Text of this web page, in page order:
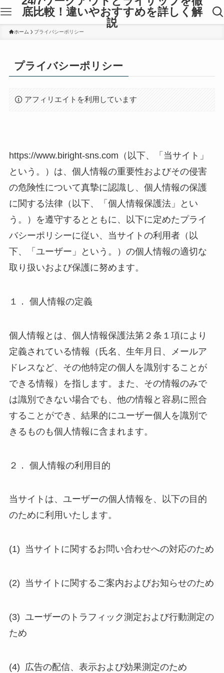
底比較！違いやおすすめを詳しく解
説
ホーム プライバシーポリシー
プライバシーポリシー
アフィリエイトを利用しています
https://www.biright-sns.com（以下、「当サイト」
という。）は、個人情報の重要性およびその侵害
の危険性について真摯に認識し、個人情報の保護
に関する法律（以下、「個人情報保護法」とい
う。）を遵守するとともに、以下に定めたプライ
バシーポリシーに従い、当サイトの利用者（以
下、「ユーザー」という。）の個人情報の適切な
取り扱いおよび保護に努めます。
１． 個人情報の定義
個人情報とは、個人情報保護法第２条１項により
定義されている情報（氏名、生年月日、メールア
ドレスなど、その他特定の個人を識別することが
できる情報）を指します。また、その情報のみで
は識別できない場合でも、他の情報と容易に照合
することができ、結果的にユーザー個人を識別で
きるものも個人情報に含まれます。
２． 個人情報の利用目的
当サイトは、ユーザーの個人情報を、以下の目的
のために利用いたします。
(1) 当サイトに関するお問い合わせへの対応のため
(2) 当サイトに関するご案内およびお知らせのため
(3) ユーザーのトラフィック測定および行動測定の
ため
(4) 広告の配信、表示および効果測定のため